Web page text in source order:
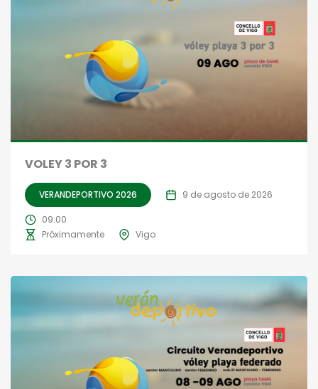
VOLEY 3 POR 3
VERANDEPORTIVO 2026 9 de agosto de 2026
09:00
Próximamente
Vigo